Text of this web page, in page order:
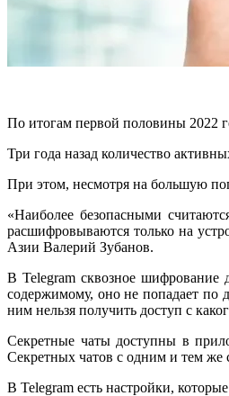
По итогам первой половины 2022
Три года назад количество
При этом, несмотря на большую
«Наиболее безопасными
расшифровываются только на
Азии Валерий Зубанов.
В Telegram сквозное шифрование
содержимому, оно не попадает по
ним нельзя получить доступ с
Секретные чаты доступны в
Секретных чатов с одним и тем же
В Telegram есть настройки,